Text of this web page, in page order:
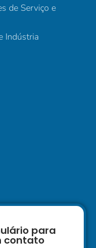
de Serviço e
Indústria
para
contato